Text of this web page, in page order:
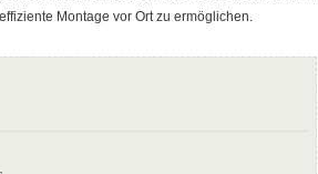
Montage vor Ort zu ermöglichen.